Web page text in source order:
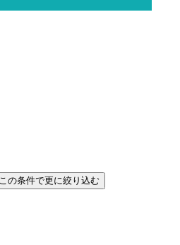
この条件で更に絞り込む